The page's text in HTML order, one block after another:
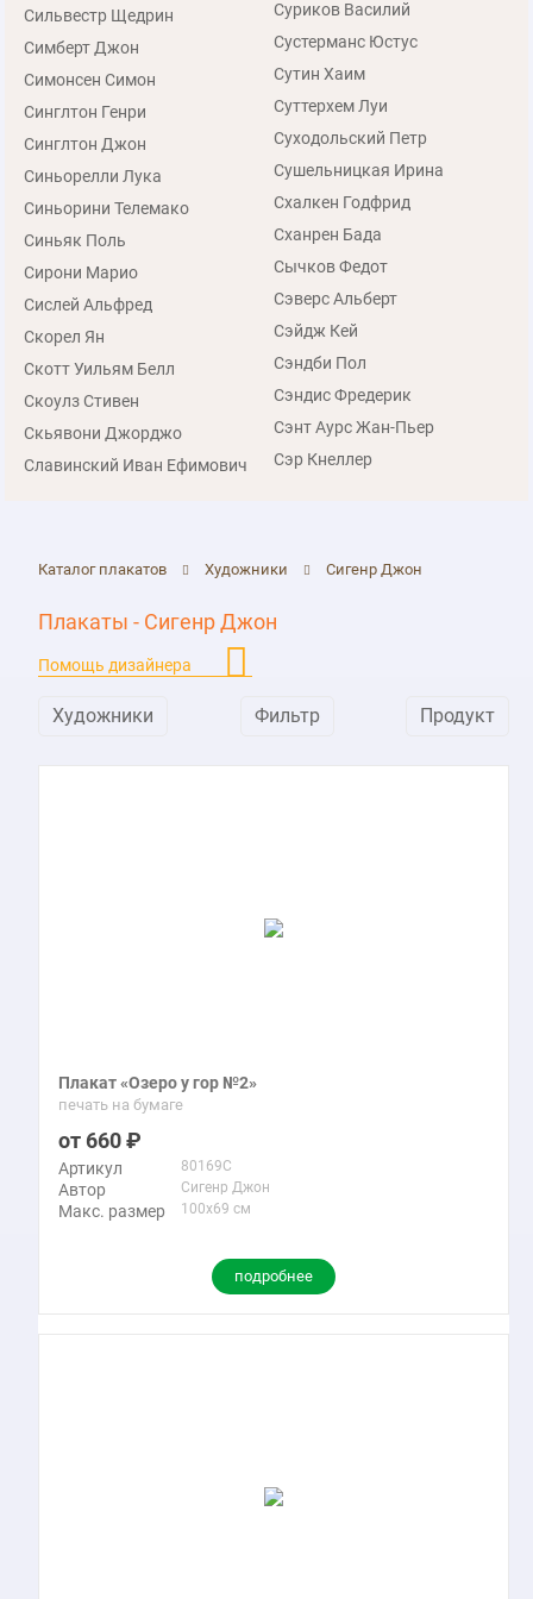
Сильвестр Щедрин
Симберт Джон
Симонсен Симон
Синглтон Генри
Синглтон Джон
Синьорелли Лука
Синьорини Телемако
Синьяк Поль
Сирони Марио
Сислей Альфред
Скорел Ян
Скотт Уильям Белл
Скоулз Стивен
Скьявони Джорджо
Славинский Иван Ефимович
Суриков Василий
Сустерманс Юстус
Сутин Хаим
Суттерхем Луи
Суходольский Петр
Сушельницкая Ирина
Схалкен Годфрид
Сханрен Бада
Сычков Федот
Сэверс Альберт
Сэйдж Кей
Сэндби Пол
Сэндис Фредерик
Сэнт Аурс Жан-Пьер
Сэр Кнеллер
Каталог плакатов Художники Сигенр Джон
Плакаты - Сигенр Джон
Помощь дизайнера
Художники Фильтр Продукт
Плакат «Озеро у гор №2»
печать на бумаге
660
Артикул 80169C
Автор Сигенр Джон
Макс. размер 100x69 см
подробнее